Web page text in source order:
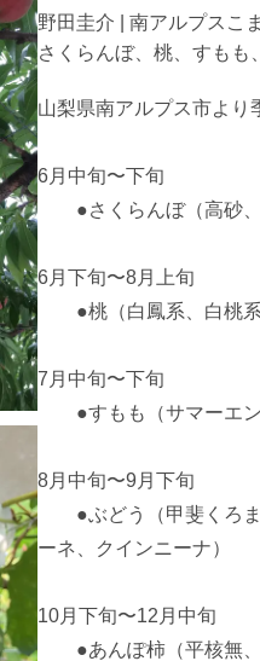
野田圭介 | 南アルプスこ
さくらんぼ、桃、すもも
山梨県南アルプス市より
6月中旬〜下旬
●さくらんぼ（高砂、
6月下旬〜8月上旬
●桃（白鳳系、白桃系
7月中旬〜下旬
●すもも（サマーエン
8月中旬〜9月下旬
●ぶどう（甲斐くろま
ーネ、クインニーナ）
10月下旬〜12月中旬
●あんぽ柿（平核無、